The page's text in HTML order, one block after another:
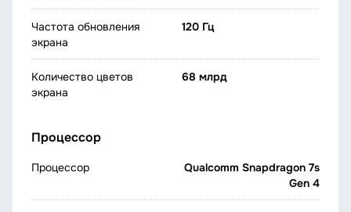
Частота обновления
экрана
120 Гц
Количество цветов
экрана
68 млрд
Процессор
Процессор
Qualcomm Snapdragon 7s
Gen 4